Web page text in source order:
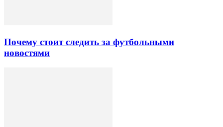
Почему стоит следить за футбольными
новостями